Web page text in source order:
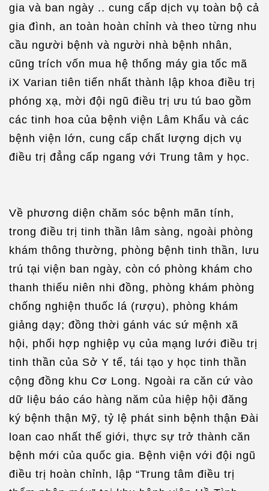
gia và ban ngày .. cung cấp dịch vụ toàn bộ cả
gia đình, an toàn hoàn chỉnh và theo từng nhu
cầu người bệnh và người nhà bệnh nhân,
cũng trích vốn mua hệ thống máy gia tốc mã
iX Varian tiên tiến nhất thành lập khoa điều trị
phóng xạ, mời đội ngũ điều trị ưu tú bao gồm
các tinh hoa của bệnh viện Lâm Khẩu và các
bệnh viện lớn, cung cấp chất lượng dịch vụ
điều trị đẳng cấp ngang với Trung tâm y học.
Về phương diện chăm sóc bệnh mãn tính,
trong điều trị tinh thần lâm sàng, ngoài phòng
khám thông thường, phòng bệnh tinh thần, lưu
trú tại viện ban ngày, còn có phòng khám cho
thanh thiếu niên nhi đồng, phòng khám phòng
chống nghiện thuốc lá (rượu), phòng khám
giảng dạy; đồng thời gánh vác sứ mệnh xã
hội, phối hợp nghiệp vụ của mạng lưới điều trị
tinh thần của Sở Y tế, tái tạo y học tinh thần
cộng đồng khu Cơ Long. Ngoài ra căn cứ vào
dữ liệu báo cáo hàng năm của hiệp hội đăng
ký bệnh thận Mỹ, tỷ lệ phát sinh bệnh thận Đài
loan cao nhất thế giới, thực sự trở thành căn
bệnh mới của quốc gia. Bệnh viện với đội ngũ
điều trị hoàn chỉnh, lập “Trung tâm điều trị